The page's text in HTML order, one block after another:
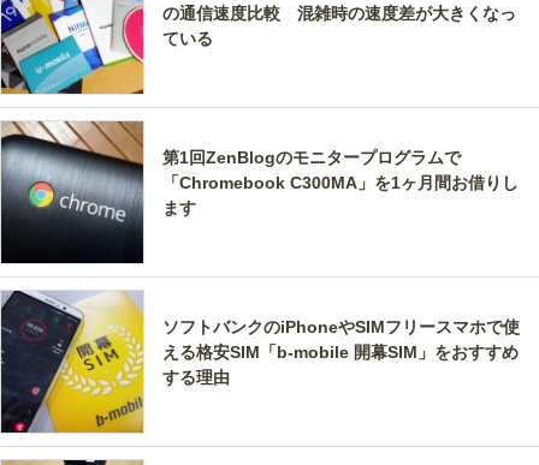
の通信速度比較 混雑時の速度差が大きくなっ
ている
第1回ZenBlogのモニタープログラムで
「Chromebook C300MA」を1ヶ月間お借りし
ます
ソフトバンクのiPhoneやSIMフリースマホで使
える格安SIM「b-mobile 開幕SIM」をおすすめ
する理由